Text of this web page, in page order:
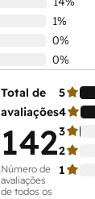
1%
0%
0%
Total de
avaliações
142
Número de
avaliações
de todos os
5
4
3
2
1